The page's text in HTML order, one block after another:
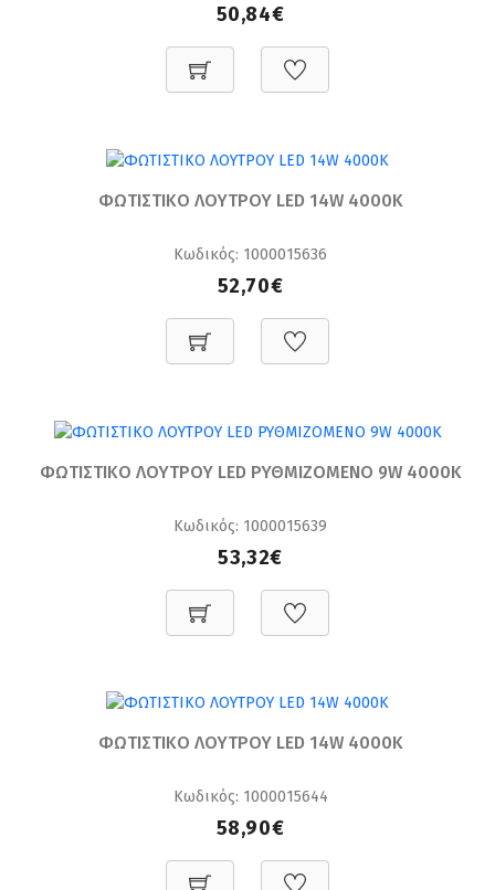
50,84€
ΦΩΤΙΣΤΙΚΟ ΛΟΥΤΡΟΥ LED 14W 4000K
Κωδικός: 1000015636
52,70€
ΦΩΤΙΣΤΙΚΟ ΛΟΥΤΡΟΥ LED ΡΥΘΜΙΖΟΜΕΝΟ 9W 4000K
Κωδικός: 1000015639
53,32€
ΦΩΤΙΣΤΙΚΟ ΛΟΥΤΡΟΥ LED 14W 4000K
Κωδικός: 1000015644
58,90€